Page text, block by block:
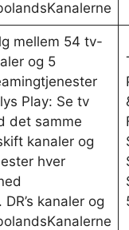
mellem 54 tv-
og 5
Play: Se tv
det samme
kanaler og
hver
DR’s kanaler og